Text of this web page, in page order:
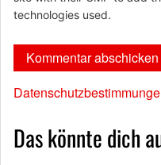
technologies used.
Das könnte dich